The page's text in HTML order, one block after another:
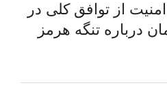
از توافق کلی در
درباره تنگه هرمز